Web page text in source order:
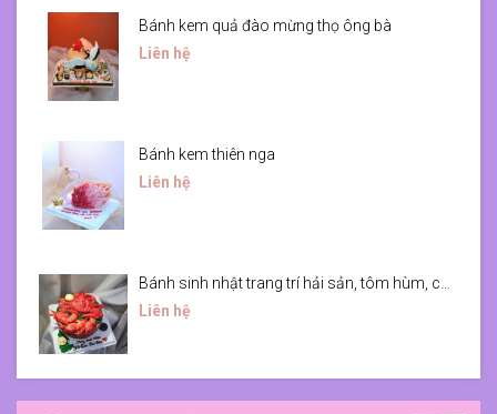
Bánh kem quả đào mừng thọ ông bà
Liên hệ
Bánh kem thiên nga
Liên hệ
Liên hệ